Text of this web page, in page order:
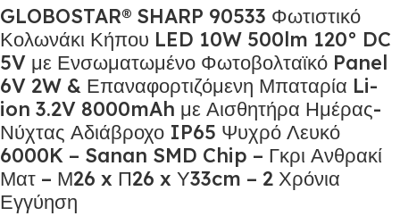
GLOBOSTAR® SHARP 90533 Φωτιστικό
Κολωνάκι Κήπου LED 10W 500lm 120° DC
5V με Ενσωματωμένο Φωτοβολταϊκό Panel
6V 2W & Επαναφορτιζόμενη Μπαταρία Li-
ion 3.2V 8000mAh με Αισθητήρα Ημέρας-
Νύχτας Αδιάβροχο IP65 Ψυχρό Λευκό
6000K – Sanan SMD Chip – Γκρι Ανθρακί
Ματ – Μ26 x Π26 x Υ33cm – 2 Χρόνια
Εγγύηση